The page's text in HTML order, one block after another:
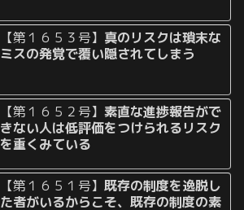
【第１６５３号】 真のリスクは瑣末な
ミスの発覚で覆い隠されてしまう
【第１６５２号】素直な進捗報告がで
きない人は低評価をつけられるリスク
を重くみている
【第１６５１号】既存の制度を逸脱し
た者がいるからこそ、既存の制度の素